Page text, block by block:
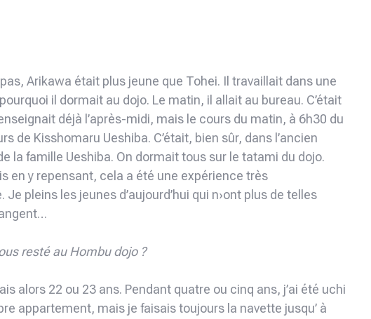
Arikawa était plus jeune que Tohei. Il travaillait dans une
il dormait au dojo. Le matin, il allait au bureau. C’était
déjà l’après-midi, mais le cours du matin, à 6h30 du
de Kisshomaru Ueshiba. C’était, bien sûr, dans l’ancien
la famille Ueshiba. On dormait tous sur le tatami du dojo.
en y repensant, cela a été une expérience très
pleins les jeunes d’aujourd’hui qui n›ont plus de telles
resté au Hombu dojo ?
alors 22 ou 23 ans. Pendant quatre ou cinq ans, j’ai été uchi
appartement, mais je faisais toujours la navette jusqu’ à